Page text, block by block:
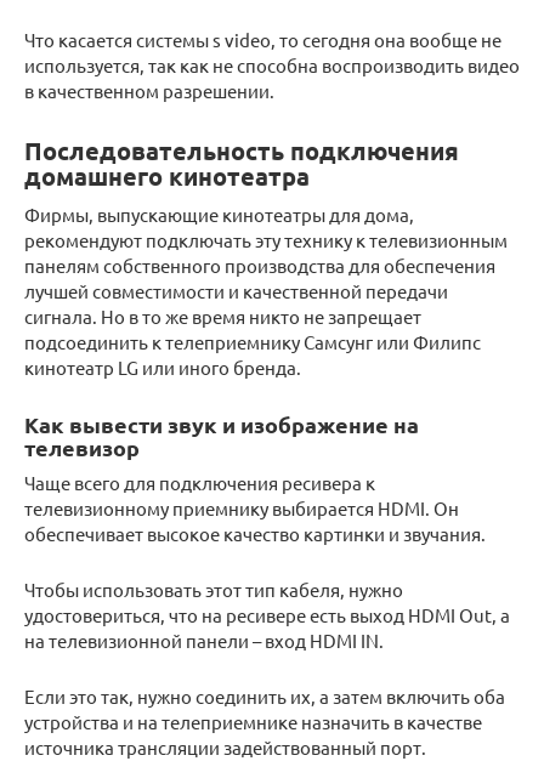
Что касается системы s video, то сегодня она вообще не
используется, так как не способна воспроизводить видео
в качественном разрешении.
Последовательность подключения
домашнего кинотеатра
Фирмы, выпускающие кинотеатры для дома,
рекомендуют подключать эту технику к телевизионным
панелям собственного производства для обеспечения
лучшей совместимости и качественной передачи
сигнала. Но в то же время никто не запрещает
подсоединить к телеприемнику Самсунг или Филипс
кинотеатр LG или иного бренда.
Как вывести звук и изображение на
телевизор
Чаще всего для подключения ресивера к
телевизионному приемнику выбирается HDMI. Он
обеспечивает высокое качество картинки и звучания.
Чтобы использовать этот тип кабеля, нужно
удостовериться, что на ресивере есть выход HDMI Out, а
на телевизионной панели – вход HDMI IN.
Если это так, нужно соединить их, а затем включить оба
устройства и на телеприемнике назначить в качестве
источника трансляции задействованный порт.